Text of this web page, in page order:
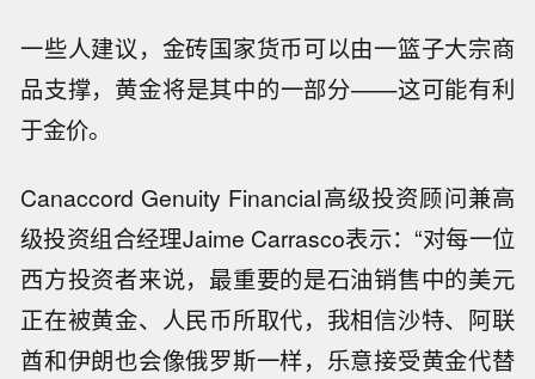
一些人建议，金砖国家货币可以由一篮子大宗商
品支撑，黄金将是其中的一部分——这可能有利
于金价。
Canaccord Genuity Financial高级投资顾问兼高
级投资组合经理Jaime Carrasco表示：“对每一位
西方投资者来说，最重要的是石油销售中的美元
正在被黄金、人民币所取代，我相信沙特、阿联
酋和伊朗也会像俄罗斯一样，乐意接受黄金代替